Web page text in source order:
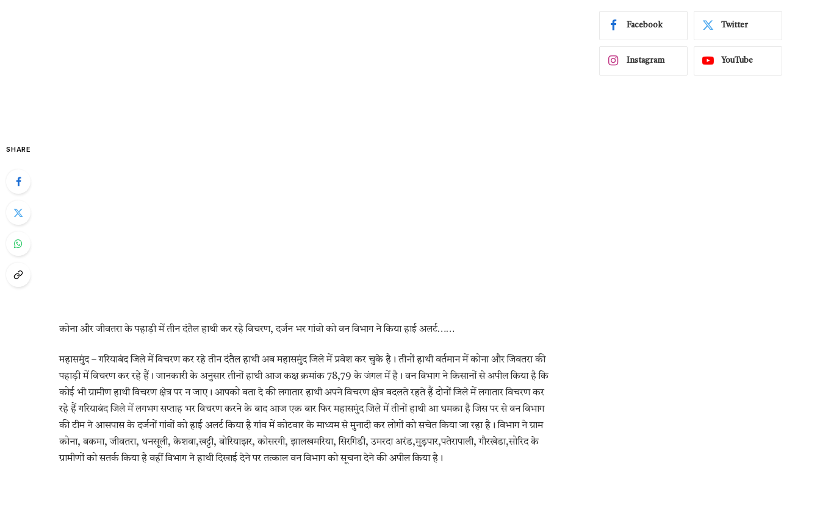
SHARE
कोना और जीवतरा के पहाड़ी में तीन दंतैल हाथी कर रहे विचरण, दर्जन भर गांवो को वन विभाग ने किया हाई अलर्ट……
महासमुंद – गरियाबंद जिले में विचरण कर रहे तीन दंतैल हाथी अब महासमुंद जिले में प्रवेश कर चुके है। तीनों हाथी वर्तमान में कोना और जिवतरा की
पहाड़ी में विचरण कर रहे हैं। जानकारी के अनुसार तीनों हाथी आज कक्ष क्रमांक 78,79 के जंगल में है। वन विभाग ने किसानों से अपील किया है कि
कोई भी ग्रामीण हाथी विचरण क्षेत्र पर न जाए। आपको बता दे की लगातार हाथी अपने विचरण क्षेत्र बदलते रहते हैं दोनों जिले में लगातार विचरण कर
रहे हैं गरियाबंद जिले में लगभग सप्ताह भर विचरण करने के बाद आज एक बार फिर महासमुंद जिले में तीनों हाथी आ धमका है जिस पर से वन विभाग
की टीम ने आसपास के दर्जनों गांवों को हाई अलर्ट किया है गांव में कोटवार के माध्यम से मुनादी कर लोगों को सचेत किया जा रहा है। विभाग ने ग्राम
कोना, बकमा, जीवतरा, धनसूली, केशवा,खट्टी, बोरियाझर, कोसरगी, झालखमरिया, सिरगिडी, उमरदा अरंड,मुड़पार,पतेरापाली, गौरखेडा,सोरिद के
ग्रामीणों को सतर्क किया है वहीं विभाग ने हाथी दिखाई देने पर तत्काल वन विभाग को सूचना देने की अपील किया है।
Facebook Twitter
Instagram YouTube